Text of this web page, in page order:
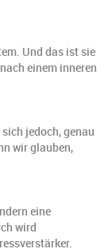
Und das ist sie
einem inneren
jedoch, genau
wir glauben,
eine
wird